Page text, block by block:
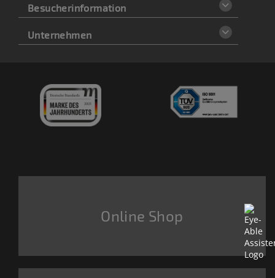
Besucherinformation
Unternehmen
Online Shop